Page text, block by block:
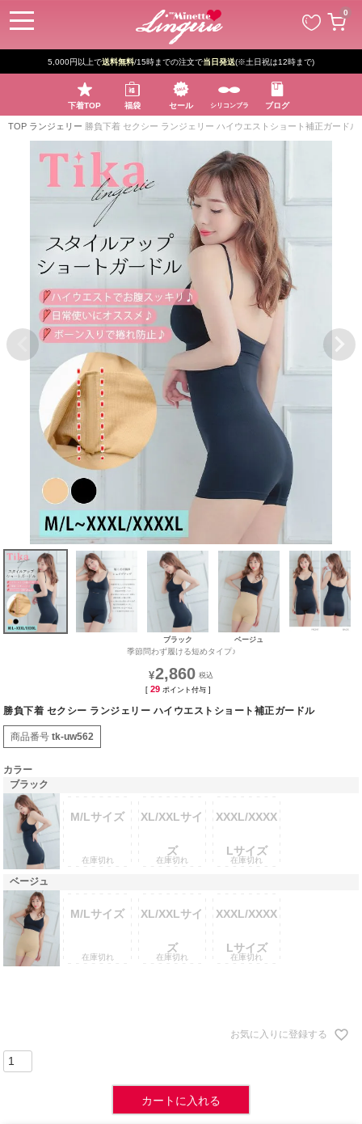
0
5,000円以上で送料無料/15時までの注文で当日発送(※土日祝は12時まで)
下着TOP 福袋 セール シリコンブラ ブログ
TOP ランジェリー 勝負下着 セクシー ランジェリー ハイウエストショート補正ガードル
ブラック ベージュ
季節問わず履ける短めタイプ♪
¥2,860
[ 29 ポイント付与 ]
勝負下着 セクシー ランジェリー ハイウエストショート補正ガードル
商品番号 tk-uw562
カラー
ブラック
M/Lサイズ
在庫切れ
XL/XXLサイ
ズ
在庫切れ
XXXL/XXXX
Lサイズ
在庫切れ
ベージュ
M/Lサイズ
在庫切れ
XL/XXLサイ
ズ
在庫切れ
XXXL/XXXX
Lサイズ
在庫切れ
お気に入りに登録する
カートに入れる
ペー
ジト